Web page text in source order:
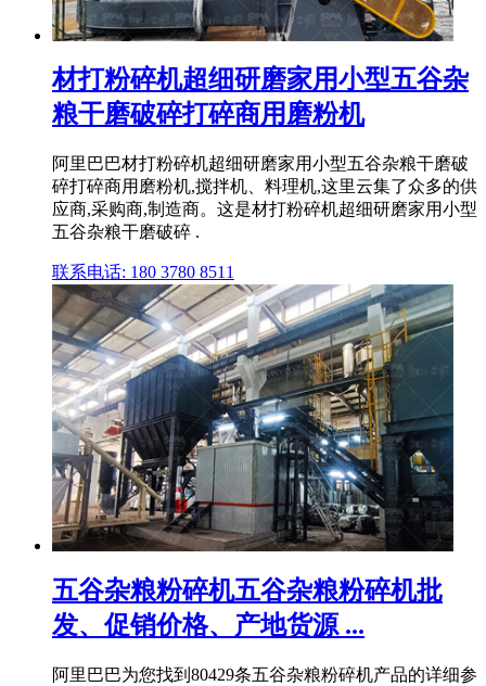
材打粉碎机超细研磨家用小型五谷杂
粮干磨破碎打碎商用磨粉机
阿里巴巴材打粉碎机超细研磨家用小型五谷杂粮干磨破
碎打碎商用磨粉机,搅拌机、料理机,这里云集了众多的供
应商,采购商,制造商。这是材打粉碎机超细研磨家用小型
五谷杂粮干磨破碎 .
联系电话: 180 3780 8511
五谷杂粮粉碎机五谷杂粮粉碎机批
发、促销价格、产地货源 ...
阿里巴巴为您找到80429条五谷杂粮粉碎机产品的详细参